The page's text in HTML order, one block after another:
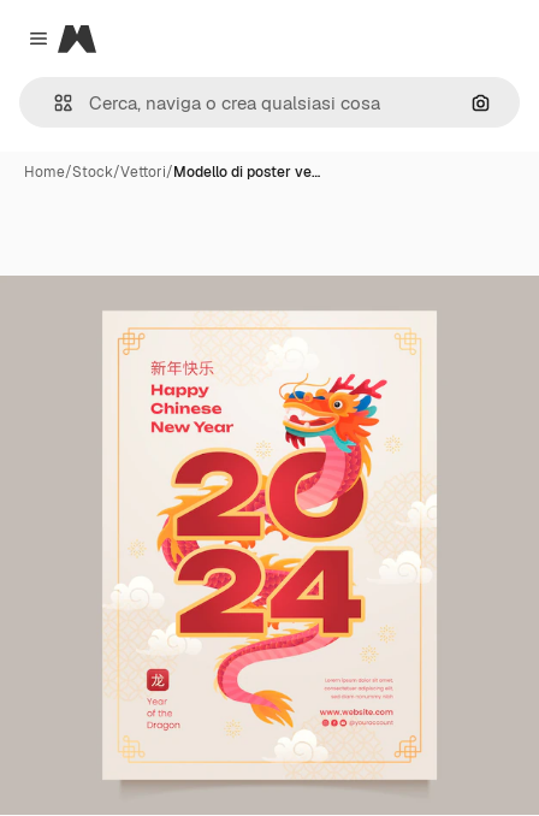
Close menu
Magnific
Cerca
Home/Stock/Vettori/Modello di poster ve…